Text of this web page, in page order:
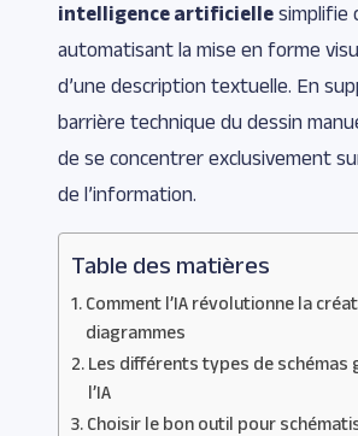
intelligence artificielle simplifie
automatisant la mise en forme
d’une description textuelle. En
barrière technique du dessin
de se concentrer exclusivement
de l’information.
Table des matières
Comment l’IA révolutionne la
diagrammes
Les différents types de schémas
l’IA
Choisir le bon outil pour